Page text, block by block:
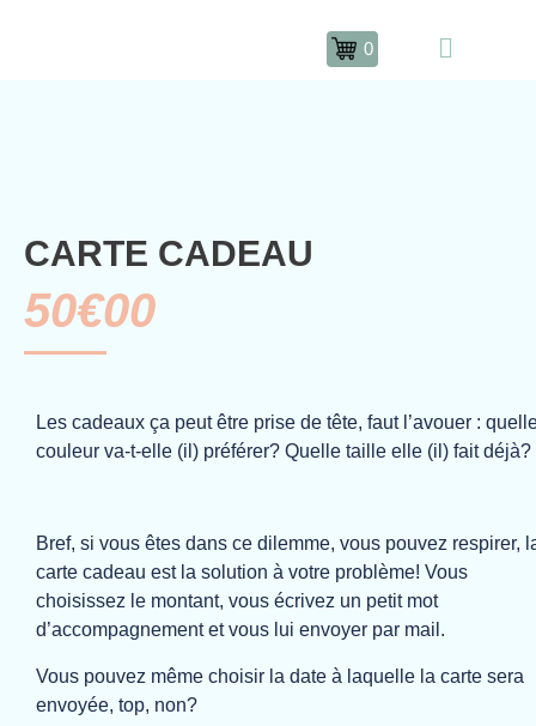
0
CARTE CADEAU
50€00
Les cadeaux ça peut être prise de tête, faut l’avouer :
couleur va-t-elle (il) préférer? Quelle taille elle (il) fait déjà?
Bref, si vous êtes dans ce dilemme, vous pouvez respirer,
carte cadeau est la solution à votre problème! Vous
choisissez le montant, vous écrivez un petit mot
d’accompagnement et vous lui envoyer par mail.
Vous pouvez même choisir la date à laquelle la carte sera
envoyée, top, non?